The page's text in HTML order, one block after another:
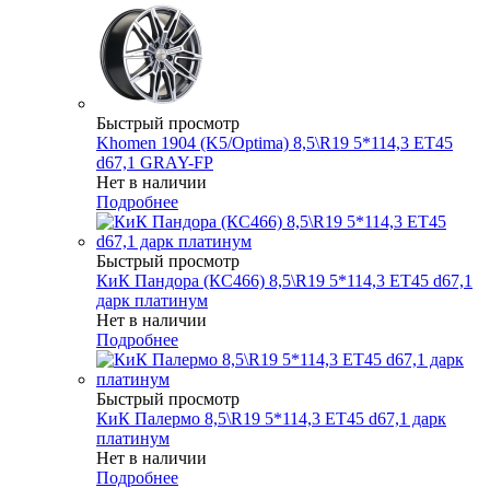
Быстрый просмотр
Khomen 1904 (K5/Optima) 8,5\R19 5*114,3 ET45
d67,1 GRAY-FP
Нет в наличии
Подробнее
Быстрый просмотр
КиК Пандора (КС466) 8,5\R19 5*114,3 ET45 d67,1
дарк платинум
Нет в наличии
Подробнее
Быстрый просмотр
КиК Палермо 8,5\R19 5*114,3 ET45 d67,1 дарк
платинум
Нет в наличии
Подробнее